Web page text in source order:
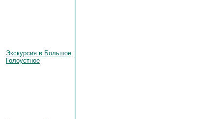
Экскурсия в Большое
Голоустное